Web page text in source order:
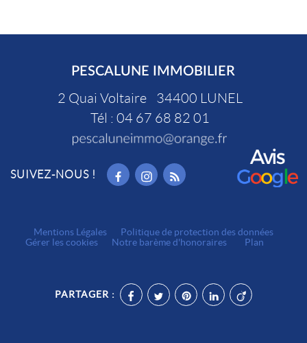
PESCALUNE IMMOBILIER
2 Quai Voltaire 34400
LUNEL
Tél : 04 67 68 82 01
SUIVEZ-NOUS !
Mentions Légales
Politique de protection des données
Gérer les cookies
Notre barème d'honoraires Plan
PARTAGER :